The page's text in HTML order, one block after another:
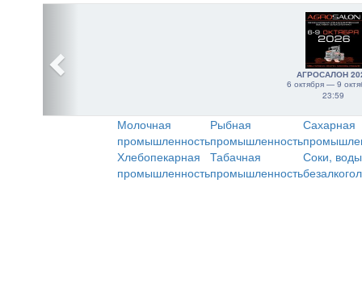
АГРОСАЛОН
6 октября — 9
23:59
Молочная
промышленность
Рыбная
промышленность
Сахарная
Хлебопекарная
промышленность
Табачная
промышленность
Соки,